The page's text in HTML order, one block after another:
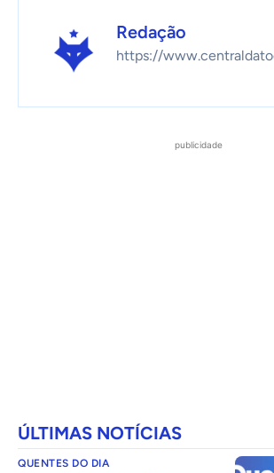
Redação
https://
publicidade
ÚLTIMAS NOTÍCIAS
QUENTES DO DIA